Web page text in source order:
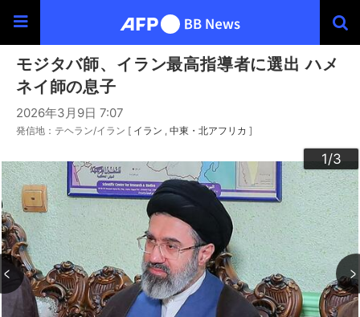
モジタバ師、イラン最高指導者に選出 ハメ
ネイ師の息子
2026年3月9日 7:07
発信地：テヘラン/イラン [ イラン 中東・北アフリカ ]
1/3
2/3
3/3